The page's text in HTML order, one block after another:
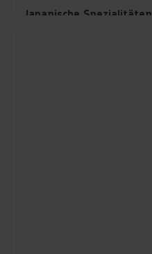
Japanische Spezialitäten